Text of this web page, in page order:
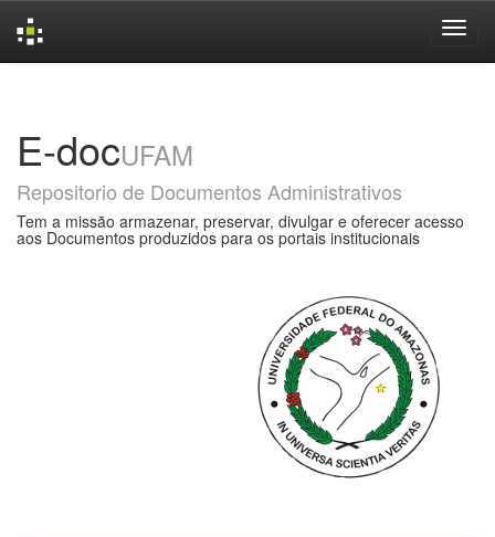
E-docUFAM
Repositorio de Documentos Administrativos
Tem a missão armazenar, preservar, divulgar e oferecer acesso
aos Documentos produzidos para os portais institucionais